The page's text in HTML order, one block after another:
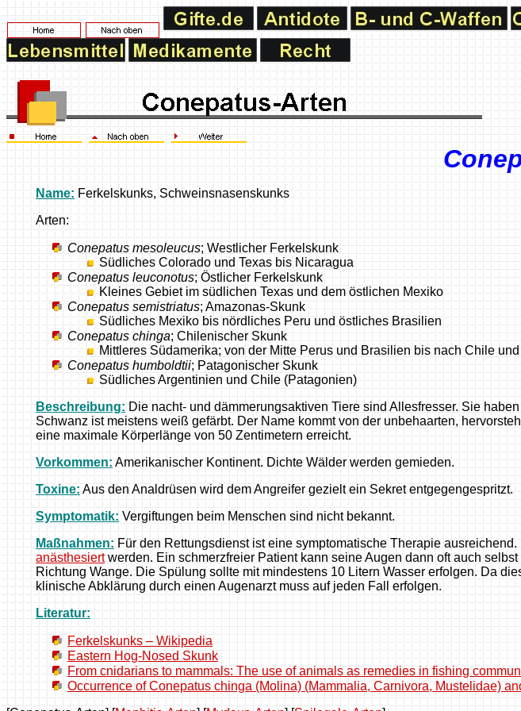
Name: Ferkelskunks, Schweinsnasenskunks
Arten:
Conepatus mesoleucus; Westlicher Ferkelskunk
Südliches Colorado und Texas bis Nicaragua
Conepatus leuconotus; Östlicher Ferkelskunk
Kleines Gebiet im südlichen Texas und dem östlichen Mexiko
Conepatus semistriatus; Amazonas-Skunk
Südliches Mexiko bis nördliches Peru und östliches Brasilien
Conepatus chinga; Chilenischer Skunk
Mittleres Südamerika; von der Mitte Perus und Brasilien bis nach Chile
Conepatus humboldtii; Patagonischer Skunk
Südliches Argentinien und Chile (Patagonien)
Beschreibung: Die nacht- und dämmerungsaktiven Tiere sind Allesfresser. Sie
Schwanz ist meistens weiß gefärbt. Der Name kommt von der unbehaarten,
eine maximale Körperlänge von 50 Zentimetern erreicht.
Vorkommen: Amerikanischer Kontinent. Dichte Wälder werden gemieden.
Toxine: Aus den Analdrüsen wird dem Angreifer gezielt ein Sekret entgegengespritzt.
Symptomatik: Vergiftungen beim Menschen sind nicht bekannt.
Maßnahmen: Für den Rettungsdienst ist eine symptomatische Therapie ausreichend.
anästhesiertwerden. Ein schmerzfreier Patient kann seine Augen dann oft auch
Richtung Wange. Die Spülung sollte mit mindestens 10 Litern Wasser erfolgen. Da
klinische Abklärung durch einen Augenarzt muss auf jeden Fall erfolgen.
Literatur:
Ferkelskunks – Wikipedia
Eastern Hog-Nosed Skunk
From cnidarians to mammals: The use of animals as remedies in fishing
Occurrence of Conepatus chinga (Molina) (Mammalia, Carnivora, Mustelidae)